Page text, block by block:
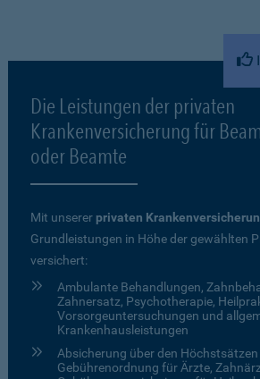
Die Leistungen der privaten
Krankenversicherung für
oder Beamte
Mit unserer privaten
Grundleistungen in Höhe der gewählten
versichert:
Ambulante Behandlungen,
Zahnersatz, Psychotherapie,
Vorsorgeuntersuchungen und
Krankenhausleistungen
Absicherung über den Höchstsätzen
Gebührenordnung für Ärzte,